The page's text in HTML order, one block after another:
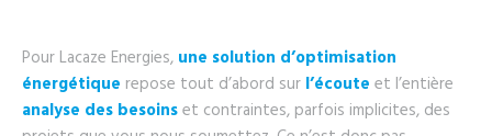
Pour Lacaze Energies, une solution d’optimisation
énergétique repose tout d’abord sur l’écoute et l’entière
analyse des besoinset contraintes, parfois implicites, des